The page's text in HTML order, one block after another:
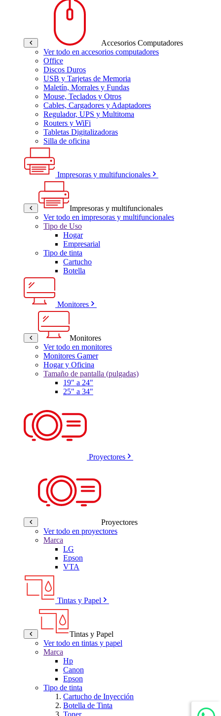
Accesorios Computadores
Ver todo en accesorios computadores
Office
Discos Duros
USB y Tarjetas de Memoria
Maletín, Morrales y Fundas
Mouse, Teclados y Otros
Cables, Cargadores y Adaptadores
Regulador, UPS y Multitoma
Routers y WiFi
Tabletas Digitalizadoras
Silla de oficina
Impresoras y multifuncionales
Impresoras y multifuncionales
Ver todo en impresoras y multifuncionales
Tipo de Uso
Hogar
Empresarial
Tipo de tinta
Cartucho
Botella
Monitores
Monitores
Ver todo en monitores
Monitores Gamer
Hogar y Oficina
Tamaño de pantalla (pulgadas)
19" a 24"
25" a 34"
Proyectores
Proyectores
Ver todo en proyectores
Marca
LG
Epson
VTA
Tintas y Papel
Tintas y Papel
Ver todo en tintas y papel
Marca
Hp
Canon
Epson
Tipo de tinta
Cartucho de Inyección
Botella de Tinta
Toner